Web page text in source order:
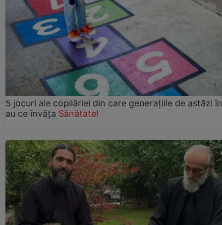
5 jocuri ale copilăriei din care generațiile de astăzi
au ce învăța Sănătate!